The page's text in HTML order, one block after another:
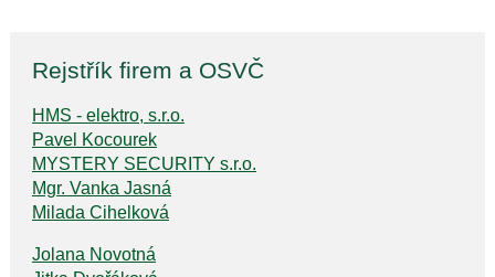
Rejstřík firem a OSVČ
HMS - elektro, s.r.o.
Pavel Kocourek
MYSTERY SECURITY s.r.o.
Mgr. Vanka Jasná
Milada Cihelková
Jolana Novotná